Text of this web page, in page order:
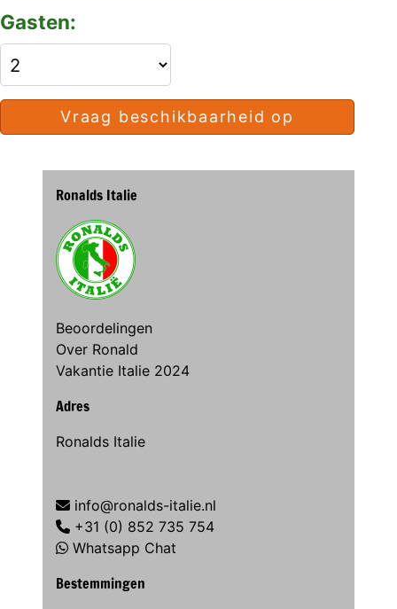
Gasten:
Vraag beschikbaarheid op
Ronalds Italie
Beoordelingen
Over Ronald
Vakantie Italie 2024
Adres
Ronalds Italie
info@ronalds-italie.nl
+31 (0) 852 735 754
Whatsapp Chat
Bestemmingen